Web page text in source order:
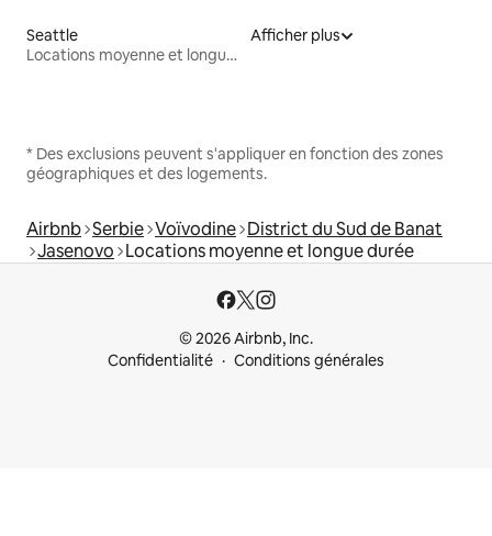
Seattle
Locations moyenne et longue durée
Afficher plus
* Des exclusions peuvent s'appliquer en fonction des zones
géographiques et des logements.
Airbnb Serbie Voïvodine District du Sud de Banat
Jasenovo Locations moyenne et longue durée
© 2026 Airbnb, Inc.
Confidentialité
Conditions générales